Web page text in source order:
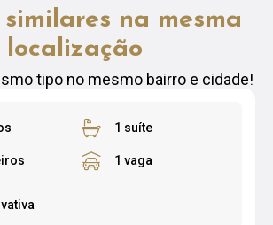
similares na mesma
localização
tipo no mesmo bairro e cidade!
1 suíte
1 vaga